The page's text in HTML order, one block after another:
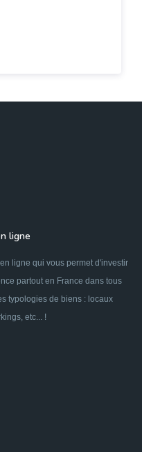
ligne
ligne qui vous permet d'investir
partout en France dans tous
typologies de biens : locaux
etc... !